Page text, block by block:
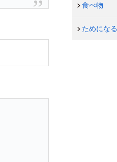
食べ物
ためになる